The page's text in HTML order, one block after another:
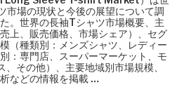
市場の現状と今後の展望について調
。世界の長袖Tシャツ市場概要、主
上、販売価格、市場シェア）、セグ
（種類別：メンズシャツ、レディー
：専門店、スーパーマーケット、モ
、その他）、主要地域別市場規模、
などの情報を掲載 …